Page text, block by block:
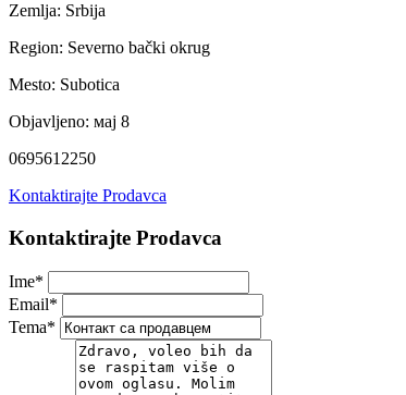
Zemlja: Srbija
Region: Severno bački okrug
Mesto: Subotica
Objavljeno: мај 8
0695612250
Kontaktirajte Prodavca
Kontaktirajte Prodavca
Ime*
Email*
Tema*